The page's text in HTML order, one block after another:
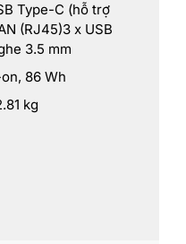
Type-C (hỗ trợ
(RJ45)3 x USB
3.5 mm
86 Wh
kg